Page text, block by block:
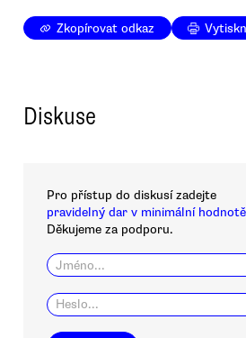
Zkopírovat odkaz
Diskuse
Pro přístup do diskusí zadejte
pravidelný dar v minimální
Děkujeme za podporu.